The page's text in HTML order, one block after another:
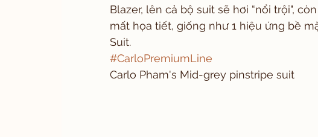
Blazer, lên cả bộ suit sẽ hơi “nổi trội",
mất họa tiết, giống như 1 hiệu ứng bề
Suit.
#CarloPremiumLine
Carlo Pham's Mid-grey pinstripe suit